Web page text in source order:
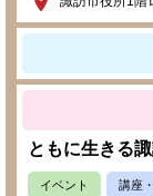
ともに生きる
イベント 講座